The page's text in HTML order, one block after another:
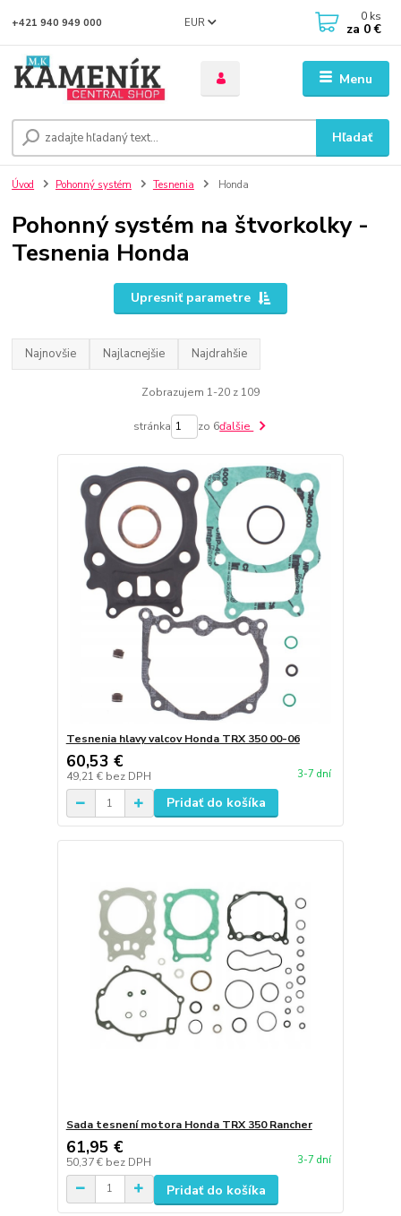
Menu
EUR
Hľadať
+421 940 949 000 0 ks
za 0 €
Úvod Pohonný systém Tesnenia Honda
Pohonný systém na štvorkolky -
Tesnenia Honda
Upresniť parametre
Najnovšie Najlacnejšie Najdrahšie
Zobrazujem 1-20 z 109
stránka zo 6ďalšie
Tesnenia hlavy valcov Honda TRX 350 00-06
60,53 €
49,21 € bez DPH 3-7 dní
Pridať do košíka
Sada tesnení motora Honda TRX 350 Rancher
61,95 €
50,37 € bez DPH 3-7 dní
Pridať do košíka